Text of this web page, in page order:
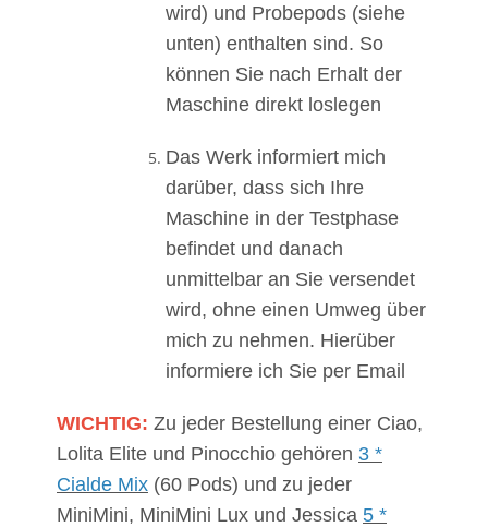
wird) und Probepods (siehe
unten) enthalten sind. So
können Sie nach Erhalt der
Maschine direkt loslegen
Das Werk informiert mich
darüber, dass sich Ihre
Maschine in der Testphase
befindet und danach
unmittelbar an Sie versendet
wird, ohne einen Umweg über
mich zu nehmen. Hierüber
informiere ich Sie per Email
WICHTIG: Zu jeder Bestellung einer Ciao,
Lolita Elite und Pinocchio gehören 3 *
Cialde Mix (60 Pods) und zu jeder
MiniMini, MiniMini Lux und Jessica 5 *